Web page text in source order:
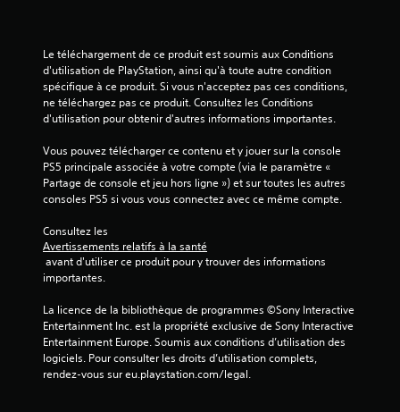
a
v
i
s
)
Le téléchargement de ce produit est soumis aux Conditions
d'utilisation de PlayStation, ainsi qu'à toute autre condition
spécifique à ce produit. Si vous n'acceptez pas ces conditions,
ne téléchargez pas ce produit. Consultez les Conditions
d'utilisation pour obtenir d'autres informations importantes.
Vous pouvez télécharger ce contenu et y jouer sur la console
PS5 principale associée à votre compte (via le paramètre «
Partage de console et jeu hors ligne ») et sur toutes les autres
consoles PS5 si vous vous connectez avec ce même compte.
Consultez les
Avertissements relatifs à la santé
importantes.
La licence de la bibliothèque de programmes ©Sony Interactive
Entertainment Inc. est la propriété exclusive de Sony Interactive
Entertainment Europe. Soumis aux conditions d’utilisation des
logiciels. Pour consulter les droits d’utilisation complets,
rendez-vous sur eu.playstation.com/legal.